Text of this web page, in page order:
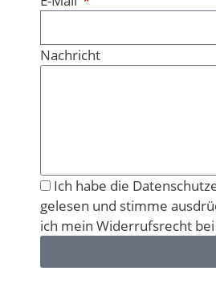
Nachricht
Ich habe die
gelesen und stimme
ich mein Widerrufsrecht